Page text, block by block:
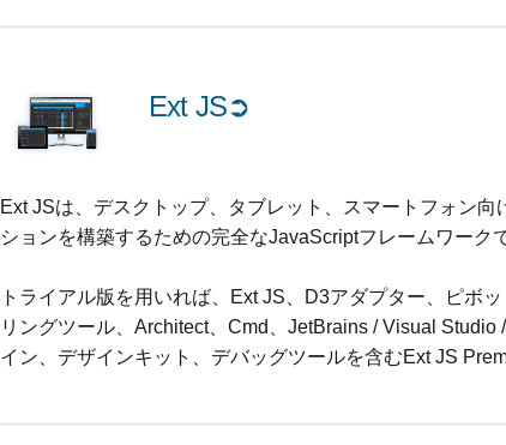
Ext JS➲
Ext JSは、デスクトップ、タブレット、スマートフォン
ションを構築するための完全なJavaScriptフレームワーク
トライアル版を用いれば、Ext JS、D3アダプター、ピボ
リングツール、Architect、Cmd、JetBrains / Visual
イン、デザインキット、デバッグツールを含むExt JS